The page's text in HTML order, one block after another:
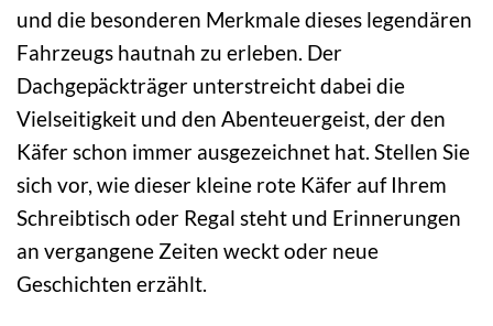
und die besonderen Merkmale dieses legendären
Fahrzeugs hautnah zu erleben. Der
Dachgepäckträger unterstreicht dabei die
Vielseitigkeit und den Abenteuergeist, der den
Käfer schon immer ausgezeichnet hat. Stellen Sie
sich vor, wie dieser kleine rote Käfer auf Ihrem
Schreibtisch oder Regal steht und Erinnerungen
an vergangene Zeiten weckt oder neue
Geschichten erzählt.